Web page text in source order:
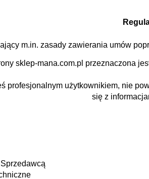
m.in. zasady zawierania umów
sklep-mana.com.pl przeznaczona
profesjonalnym użytkownikiem, nie
się z